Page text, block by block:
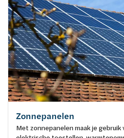
Zonnepanelen
Met zonnepanelen maak je